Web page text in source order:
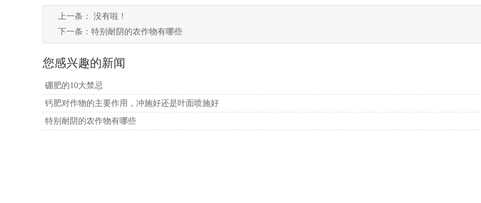
上一条： 没有啦！
下一条： 特别耐阴的农作物有哪些
您感兴趣的新闻
硼肥的10大禁忌
钙肥对作物的主要作用，冲施好还是叶面喷施好
特别耐阴的农作物有哪些